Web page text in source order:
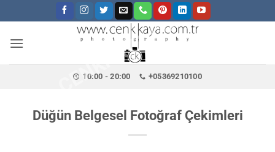
atla
CENKKAYA.COM.TR
10:00 - 20:00 +05369210100
Düğün Belgesel Fotoğraf Çekimleri